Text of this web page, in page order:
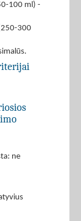
100 ml) -
300
ne